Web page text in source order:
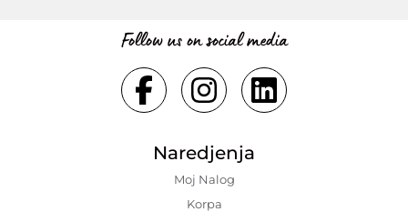
Follow us on social media
Naredjenja
Moj Nalog
Korpa